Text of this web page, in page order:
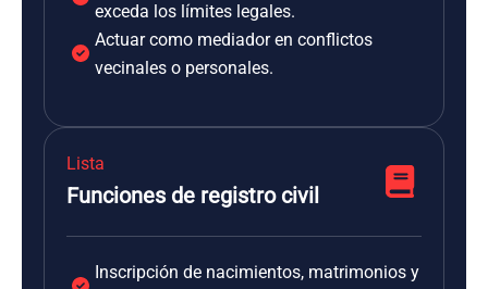
exceda los límites legales.
Actuar como mediador en conflictos
vecinales o personales.
Lista
Funciones de registro civil
Inscripción de nacimientos, matrimonios y